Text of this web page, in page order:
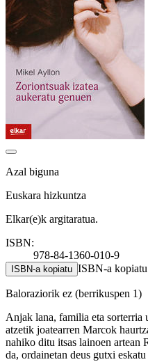
Azal biguna
Euskara hizkuntza
Elkar(e)k argitaratua.
ISBN:
978-84-1360-010-9
ISBN-a kopiatu ISBN-a
Baloraziorik ez (berrikuspen 1)
Anjak lana, familia eta sorterria
atzetik joatearren Marcok
nahiko ditu itsas lainoen artean
da, ordainetan deus gutxi